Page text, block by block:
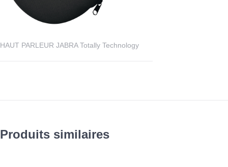
HAUT PARLEUR JABRA Totally Technology
Produits similaires